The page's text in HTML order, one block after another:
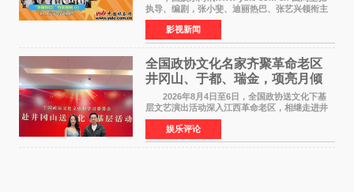
执导、编剧，张小斐、迪丽热巴、张艺兴领衔主
演，刘嘉玲、佐藤健特别出演，艾米、雪野、蔡
思贝、胡予安、倪好特别介绍的喜剧电影《功夫
女足》释出多谢你
影视新闻
全国政协文化名家齐聚革命老区
井冈山、于都、瑞金，项亮月倾
情献唱《桃花谣》致敬红色沃土
2026年8月4日至6日，全国政协送文化下基
层文艺演出活动深入江西革命老区，相继走进井
冈山、于都长征出发地、瑞金三地。由全国政协
文化文史和学习委员会副主任、甘肃省政协原主
席欧阳坚率团，一
娱乐评论